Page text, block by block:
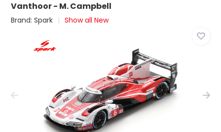
Vanthoor - M. Campbell
Brand:Spark Show all New